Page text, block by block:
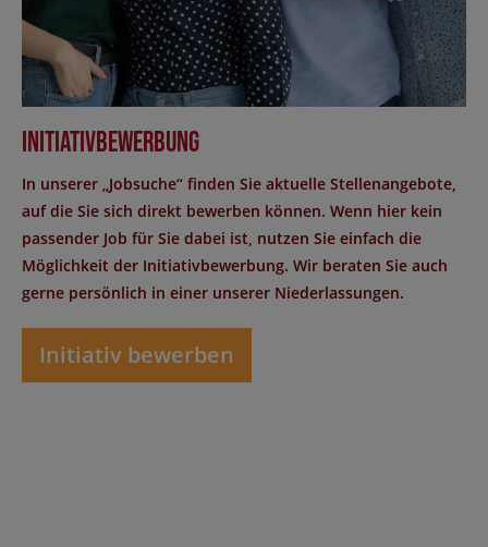
Initiativbewerbung
In unserer „Jobsuche“ finden Sie aktuelle Stellenangebote,
auf die Sie sich direkt bewerben können. Wenn hier kein
passender Job für Sie dabei ist, nutzen Sie einfach die
Möglichkeit der Initiativbewerbung. Wir beraten Sie auch
gerne persönlich in einer unserer Niederlassungen.
Initiativ bewerben